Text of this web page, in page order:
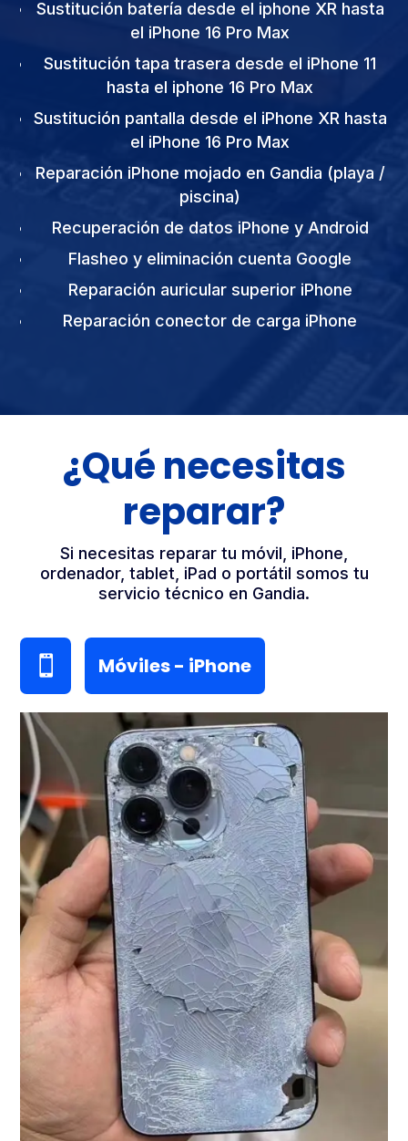
Sustitución batería desde el iphone XR hasta
el iPhone 16 Pro Max
Sustitución tapa trasera desde el iPhone 11
hasta el iphone 16 Pro Max
Sustitución pantalla desde el iPhone XR hasta
el iPhone 16 Pro Max
Reparación iPhone mojado en Gandia (playa /
piscina)
Recuperación de datos iPhone y Android
Flasheo y eliminación cuenta Google
Reparación auricular superior iPhone
Reparación conector de carga iPhone
¿Qué necesitas
reparar?
Si necesitas reparar tu móvil, iPhone,
ordenador, tablet, iPad o portátil somos tu
servicio técnico en Gandia.
 Móviles - iPhone